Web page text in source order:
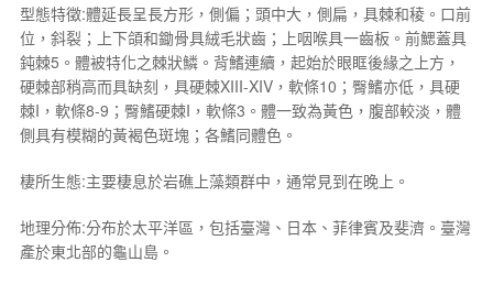
型態特徵:體延長呈長方形，側偏；頭中大，側扁，具棘和稜。口前
位，斜裂；上下頜和鋤骨具絨毛狀齒；上咽喉具一齒板。前鰓蓋具
鈍棘5。體被特化之棘狀鱗。背鰭連續，起始於眼眶後緣之上方，
硬棘部稍高而具缺刻，具硬棘XIII-XIV，軟條10；臀鰭亦低，具硬
棘I，軟條8-9；臀鰭硬棘I，軟條3。體一致為黃色，腹部較淡，體
側具有模糊的黃褐色斑塊；各鰭同體色。
棲所生態:主要棲息於岩礁上藻類群中，通常見到在晚上。
地理分佈:分布於太平洋區，包括臺灣、日本、菲律賓及斐濟。臺灣
產於東北部的龜山島。